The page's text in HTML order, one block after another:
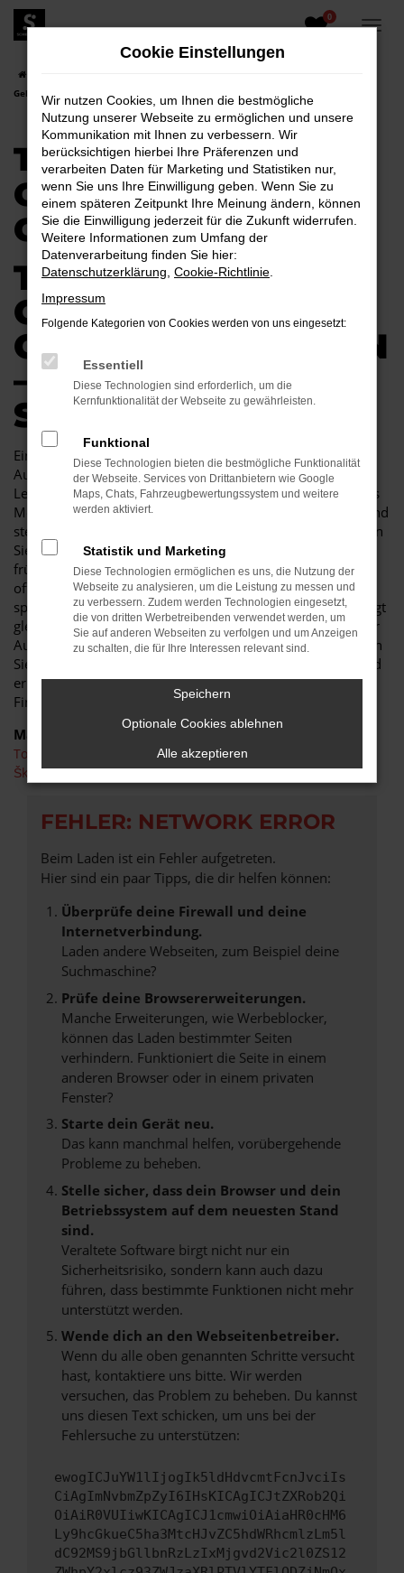
Zum
Hauptinhalt
0
Gebrauchtwagen
TOYOTA LAND
CRUISER
GEBRAUCHTWAGEN
TOYOTA LAND
CRUISER
GEBRAUCHTWAGEN
– WIR BIETEN
SICHERHEIT
Ein Toyota Land Cruiser Gebrauchtwagen ist ein cleverer
Autokauf. Der Grund liegt im herausragenden Preis-
Leistungs-Verhältnis und der enormen Langlebigkeit dieses
Modells. Sie sichern sich auf jeden Fall ein Schnäppchen und
steigen in ein Fahrzeug in einwandfreiem Zustand. Wussten
Sie, dass Toyota Land Cruiser Gebrauchtwagen auch in
früheren Modellgeneration kaum Wünsche nach Extras
offen lassen? Das Modell zeigt sich seit vielen Jahren
sprichwörtlich von seiner „Schokoladenseite“ und überzeugt
gleichermaßen Käuferinnen und Käufer sowie Experten der
Automobilzeitschriften. Beim Autohaus Schiefelbein kaufen
Sie Ihren Toyota Land Cruiser Gebrauchtwagen günstig und
erhalten obendrein auch noch ein Angebot für eine
Finanzierung zu niedrigen Monatsraten.
Marken
Toyota
Škoda
FEHLER: NETWORK ERROR
Beim Laden ist ein Fehler aufgetreten.
Hier sind ein paar Tipps, die dir helfen können:
Überprüfe deine Firewall und deine
Internetverbindung.
Laden andere Webseiten, zum Beispiel deine
Suchmaschine?
Prüfe deine Browsererweiterungen.
Manche Erweiterungen, wie Werbeblocker,
können das Laden bestimmter Seiten
verhindern. Funktioniert die Seite in einem
anderen Browser oder in einem privaten
Fenster?
Starte dein Gerät neu.
Das kann manchmal helfen, vorübergehende
Probleme zu beheben.
Stelle sicher, dass dein Browser und dein
Betriebssystem auf dem neuesten Stand
sind.
Veraltete Software birgt nicht nur ein
Sicherheitsrisiko, sondern kann auch dazu
führen, dass bestimmte Funktionen nicht mehr
unterstützt werden.
Wende dich an den Webseitenbetreiber.
Wenn du alle oben genannten Schritte versucht
hast, kontaktiere uns bitte. Wir werden
versuchen, das Problem zu beheben. Du kannst
uns diesen Text schicken, um uns bei der
Fehlersuche zu unterstützen:
ewogICJuYW1lIjogIk5ldHdvcmtFcnJvciIs
CiAgImNvbmZpZyI6IHsKICAgICJtZXRob2Qi
OiAiR0VUIiwKICAgICJ1cmwiOiAiaHR0cHM6
Ly9hcGkueC5ha3MtcHJvZC5hdWRhcmlzLm5l
dC92MS9jbGllbnRzLzIxMjgvd2Vic2l0ZS12
Cookie Einstellungen
Wir nutzen Cookies, um Ihnen die bestmögliche
Nutzung unserer Webseite zu ermöglichen und unsere
Kommunikation mit Ihnen zu verbessern. Wir
berücksichtigen hierbei Ihre Präferenzen und
verarbeiten Daten für Marketing und Statistiken nur,
wenn Sie uns Ihre Einwilligung geben. Wenn Sie zu
einem späteren Zeitpunkt Ihre Meinung ändern, können
Sie die Einwilligung jederzeit für die Zukunft widerrufen.
Weitere Informationen zum Umfang der
Datenverarbeitung finden Sie hier:
Datenschutzerklärung Cookie-Richtlinie
Impressum
Folgende Kategorien von Cookies werden von uns eingesetzt:
Essentiell
Diese Technologien sind erforderlich, um die
Kernfunktionalität der Webseite zu gewährleisten.
Funktional
Diese Technologien bieten die bestmögliche Funktionalität
der Webseite. Services von Drittanbietern wie Google
Maps, Chats, Fahrzeugbewertungssystem und weitere
werden aktiviert.
Statistik und Marketing
Diese Technologien ermöglichen es uns, die Nutzung der
Webseite zu analysieren, um die Leistung zu messen und
zu verbessern. Zudem werden Technologien eingesetzt,
die von dritten Werbetreibenden verwendet werden, um
Sie auf anderen Webseiten zu verfolgen und um Anzeigen
zu schalten, die für Ihre Interessen relevant sind.
Speichern
Optionale Cookies ablehnen
Alle akzeptieren